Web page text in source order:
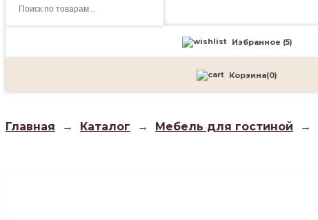
товаров
Избранное (5)
Корзина(0)
Главная → Каталог → Мебель для гостиной →